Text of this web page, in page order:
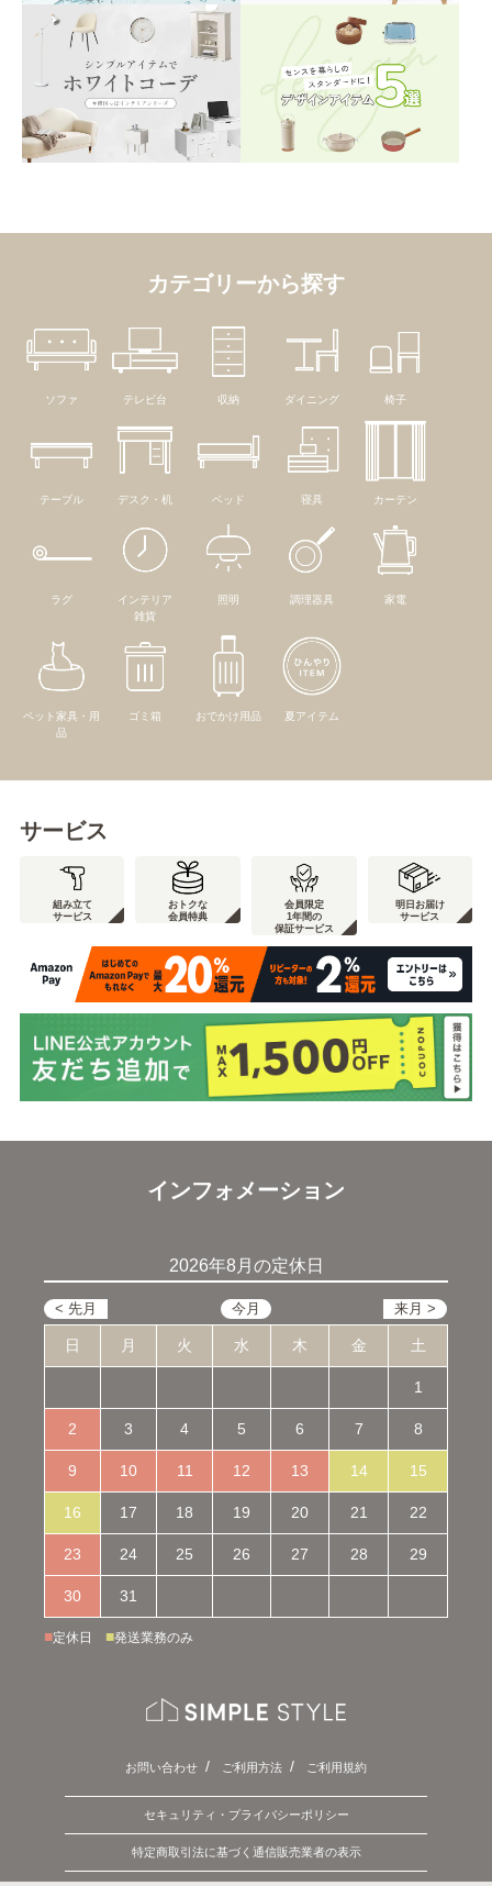
カテゴリーから探す
ソファ テレビ台 収納 ダイニング 椅子
テーブル デスク・机 ベッド 寝具 カーテン
ラグ
インテリア
雑貨
照明 調理器具 家電
ペット家具・用
品
ゴミ箱 おでかけ用品 夏アイテム
サービス
組み立て
サービス
おトクな
会員特典
会員限定
1年間の
保証サービス
明日お届け
サービス
インフォメーション
2026年8月の定休日
日 月 火 水 木 金 土
1
2 3 4 5 6 7 8
9 10 11 12 13 14 15
16 17 18 19 20 21 22
23 24 25 26 27 28 29
30 31
■定休日 ■発送業務のみ
お問い合わせ ご利用方法 ご利用規約
セキュリティ・プライバシーポリシー
特定商取引法に基づく通信販売業者の表示